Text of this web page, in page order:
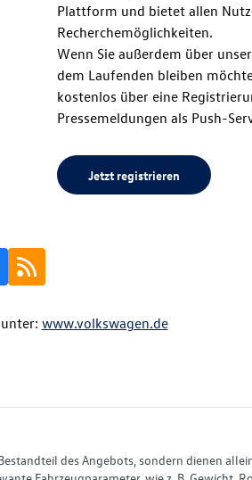
Plattform und bietet allen
Recherchemöglichkeiten.
Wenn Sie außerdem über
dem Laufenden bleiben
kostenlos über eine
Pressemeldungen als Push-
Jetzt registrieren
www.volkswagen.de
des Angebots, sondern dienen